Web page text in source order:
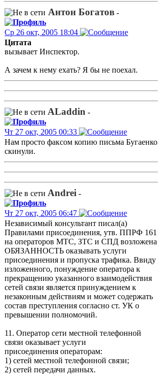
Антон Богатов -
Ср 26 окт, 2005 18:04
Цитата
вызывает Инспектор.
А зачем к нему ехать? Я бы не поехал.
ALaddin -
Чт 27 окт, 2005 00:33
Нам просто факсом копию письма Бугаенко
скинули.
Andrei -
Чт 27 окт, 2005 06:47
Независимый консультант писал(а)
Правилами присоединения, утв. ППРФ 161
на операторов МТС, ЗТС и СПД возложена
ОБЯЗАННОСТЬ оказывать услуги
присоединения и пропуска трафика. Ввиду
изложенного, понуждение оператора к
прекращению указанного взаимодействия
сетей связи является принуждением к
незаконным действиям и может содержать
состав преступления согласно ст. УК о
превышении полномочий.
11. Оператор сети местной телефонной
связи оказывает услуги
присоединения операторам:
1) сетей местной телефонной связи;
2) сетей передачи данных.